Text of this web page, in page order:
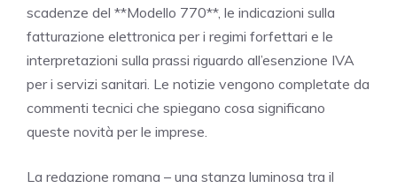
scadenze del **Modello 770**, le indicazioni sulla
fatturazione elettronica per i regimi forfettari e le
interpretazioni sulla prassi riguardo all’esenzione IVA
per i servizi sanitari. Le notizie vengono completate da
commenti tecnici che spiegano cosa significano
queste novità per le imprese.
La redazione romana – una stanza luminosa tra il